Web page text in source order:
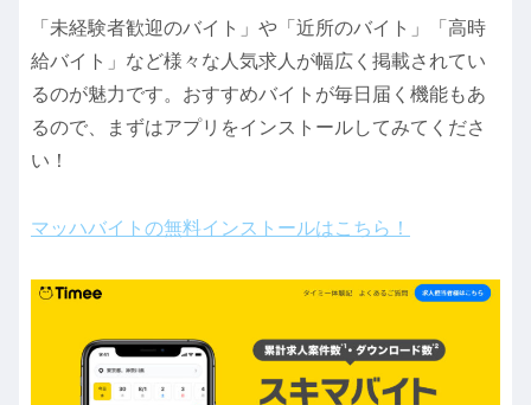
「未経験者歓迎のバイト」や「近所のバイト」「高時
給バイト」など様々な人気求人が幅広く掲載されてい
るのが魅力です。おすすめバイトが毎日届く機能もあ
るので、まずはアプリをインストールしてみてくださ
い！
マッハバイトの無料インストールはこちら！